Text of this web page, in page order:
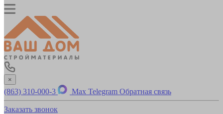
×
(863) 310-000-3 Max Telegram Обратная связь
Заказать звонок